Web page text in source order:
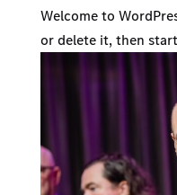
Welcome to
or delete it, then